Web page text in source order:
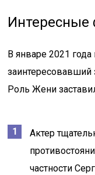
Интересные
В январе 2021
заинтересовавший
Роль Жени
Актер
частности